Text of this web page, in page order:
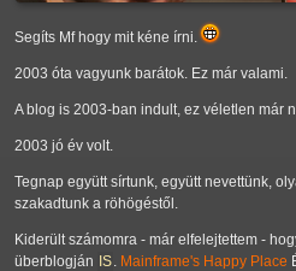
Segíts Mf hogy mit kéne írni.
2003 óta vagyunk barátok. Ez már valami.
A blog is 2003-ban indult, ez véletlen már
2003 jó év volt.
Tegnap együtt sírtunk, együtt nevettünk,
szakadtunk a röhögéstől.
Kiderült számomra - már elfelejtettem -
überblogján IS. Mainframe's Happy Place